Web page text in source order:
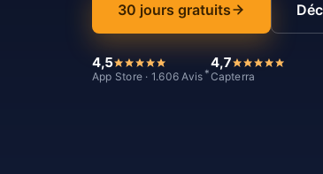
30 jours gratuits
4,5
App Store · 1.606 Avis *
4,7
Capterra